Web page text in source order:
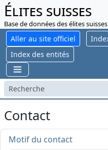
Élites suisses
Base de données des élites suisses
Aller au site officiel
Index des entités
Contact
Motif du contact